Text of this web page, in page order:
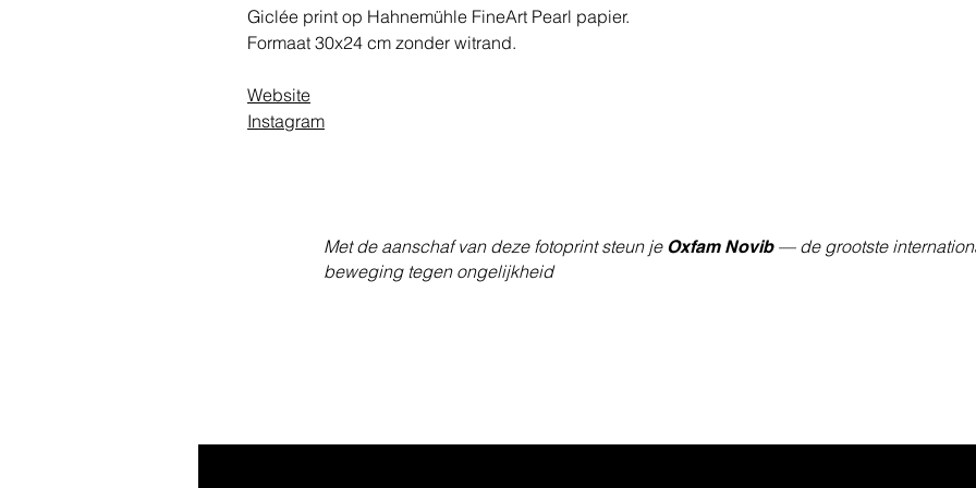
Giclée print op Hahnemühle FineArt Pearl papier.
Formaat 30x24 cm zonder witrand.
Website
Instagram
Met de aanschaf van deze fotoprint steun je Oxfam Novib— de grootste
beweging tegen ongelijkheid